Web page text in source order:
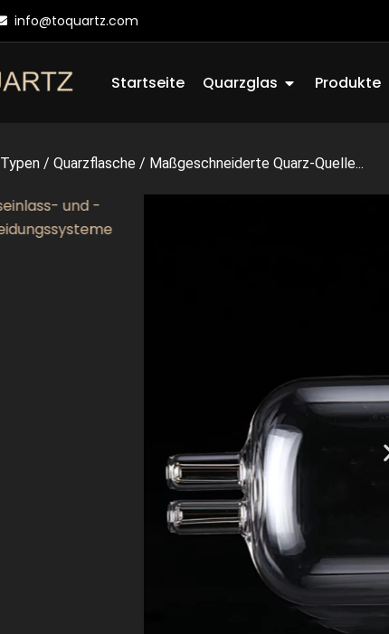
info@toquartz.com
Startseite Quarzglas Offen Quartz
Produkte
Typen / Quarzflasche / Maßgeschneiderte Quarz-Quelle...